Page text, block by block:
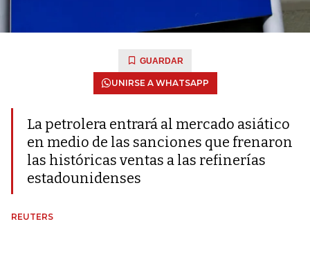
GUARDAR
UNIRSE A WHATSAPP
La petrolera entrará al mercado asiático
en medio de las sanciones que frenaron
las históricas ventas a las refinerías
estadounidenses
REUTERS